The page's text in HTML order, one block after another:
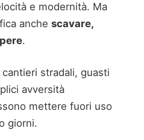
e modernità. Ma
anche scavare,
.
stradali, guasti
avversità
mettere fuori uso
giorni.